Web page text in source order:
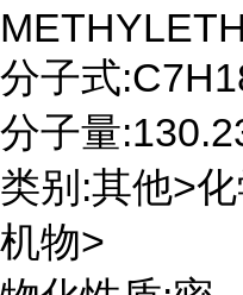
分子式
分子量
类别:其他>
机物>